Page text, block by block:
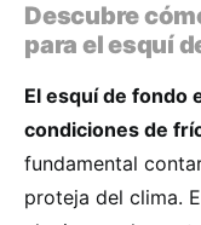
Descubre
para el esquí
El esquí de fondo
condiciones de
fundamental
proteja del clima.